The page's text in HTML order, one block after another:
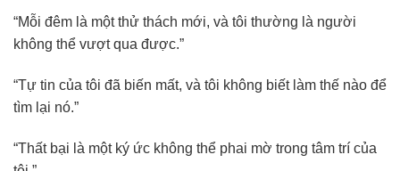
“Mỗi đêm là một thử thách mới, và tôi thường là người
không thể vượt qua được.”
“Tự tin của tôi đã biến mất, và tôi không biết làm thế nào để
tìm lại nó.”
“Thất bại là một ký ức không thể phai mờ trong tâm trí của